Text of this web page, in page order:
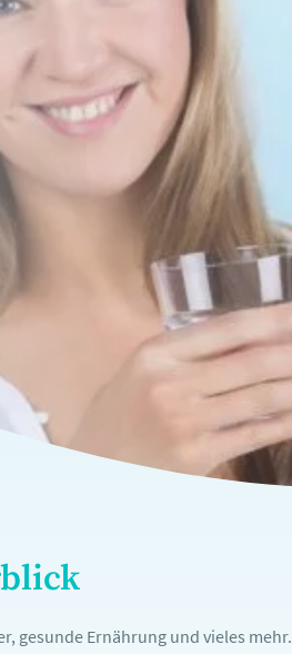
gesunde Ernährung und vieles mehr.